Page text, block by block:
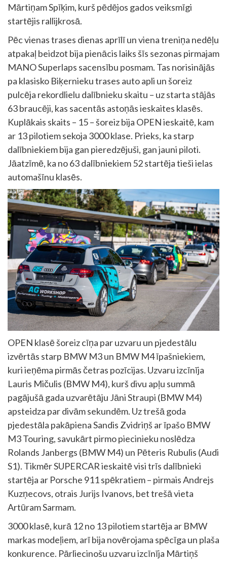
Mārtiņam Spīķim, kurš pēdējos gados veiksmīgi
startējis rallijkrosā.
Pēc vienas trases dienas aprīlī un viena treniņa nedēļu
atpakaļ beidzot bija pienācis laiks šīs sezonas pirmajam
MANO Superlaps sacensību posmam. Tas norisinājās
pa klasisko Biķernieku trases auto apli un šoreiz
pulcēja rekordlielu dalībnieku skaitu – uz starta stājās
63 braucēji, kas sacentās astoņās ieskaites klasēs.
Kuplākais skaits – 15 – šoreiz bija OPEN ieskaitē, kam
ar 13 pilotiem sekoja 3000 klase. Prieks, ka starp
dalībniekiem bija gan pieredzējuši, gan jauni piloti.
Jāatzīmē, ka no 63 dalībniekiem 52 startēja tieši ielas
automašīnu klasēs.
OPEN klasē šoreiz cīņa par uzvaru un pjedestālu
izvērtās starp BMW M3 un BMW M4 īpašniekiem,
kuri ieņēma pirmās četras pozīcijas. Uzvaru izcīnīja
Lauris Mičulis (BMW M4), kurš divu apļu summā
pagājušā gada uzvarētāju Jāni Straupi (BMW M4)
apsteidza par divām sekundēm. Uz trešā goda
pjedestāla pakāpiena Sandis Zvidriņš ar īpašo BMW
M3 Touring, savukārt pirmo piecinieku noslēdza
Rolands Janbergs (BMW M4) un Pēteris Rubulis (Audi
S1). Tikmēr SUPERCAR ieskaitē visi trīs dalībnieki
startēja ar Porsche 911 spēkratiem – pirmais Andrejs
Kuzņecovs, otrais Jurijs Ivanovs, bet trešā vieta
Artūram Sarmam.
3000 klasē, kurā 12 no 13 pilotiem startēja ar BMW
markas modeļiem, arī bija novērojama spēcīga un plaša
konkurence. Pārliecinošu uzvaru izcīnīja Mārtiņš